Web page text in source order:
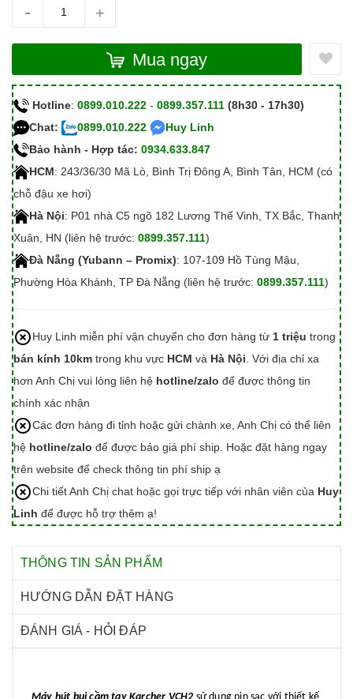
- +
Mua ngay
Hotline: 0899.010.222 - 0899.357.111 (8h30 - 17h30)
Chat:
0899.010.222
Huy Linh
Bảo hành - Hợp tác: 0934.633.847
HCM: 243/36/30 Mã Lò, Bình Trị Đông A, Bình Tân, HCM (có
chỗ đậu xe hơi)
Hà Nội: P01 nhà C5 ngõ 182 Lương Thế Vinh, TX Bắc, Thanh
Xuân, HN (liên hệ trước: 0899.357.111)
Đà Nẵng (Yubann – Promix): 107-109 Hồ Tùng Mậu,
Phường Hòa Khánh, TP Đà Nẵng (liên hệ trước: 0899.357.111)
Huy Linh miễn phí vận chuyển cho đơn hàng từ 1 triệu trong
bán kính 10km trong khu vực HCM và Hà Nội . Với địa chỉ xa
hơn Anh Chị vui lòng liên hệ hotline/zalo để được thông tin
chính xác nhận
Các đơn hàng đi tỉnh hoặc gửi chành xe, Anh Chị có thể liên
hệ hotline/zalo để được báo giá phí ship. Hoặc đặt hàng ngay
trên website để check thông tin phí ship ạ
Chi tiết Anh Chị chat hoặc gọi trực tiếp với nhân viên của Huy
Linh để được hỗ trợ thêm ạ!
THÔNG TIN SẢN PHẨM
HƯỚNG DẪN ĐẶT HÀNG
ĐÁNH GIÁ - HỎI ĐÁP